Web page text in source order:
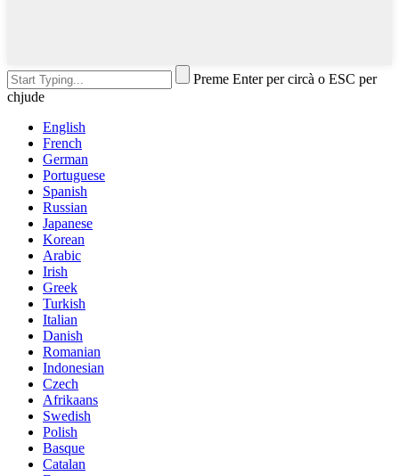
Preme Enter per circà o ESC per
chjude
English
French
German
Portuguese
Spanish
Russian
Japanese
Korean
Arabic
Irish
Greek
Turkish
Italian
Danish
Romanian
Indonesian
Czech
Afrikaans
Swedish
Polish
Basque
Catalan